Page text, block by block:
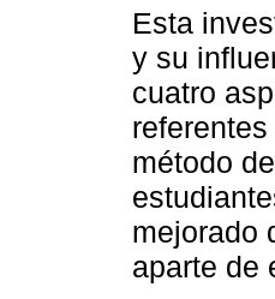
Esta
y su
cuatro
método
mejorado
aparte de